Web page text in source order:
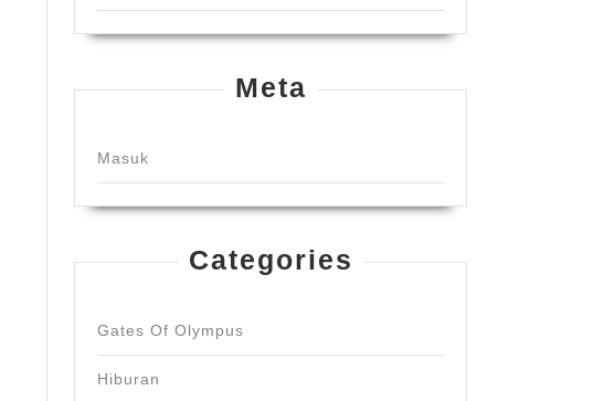
Meta
Masuk
Categories
Gates Of Olympus
Hiburan